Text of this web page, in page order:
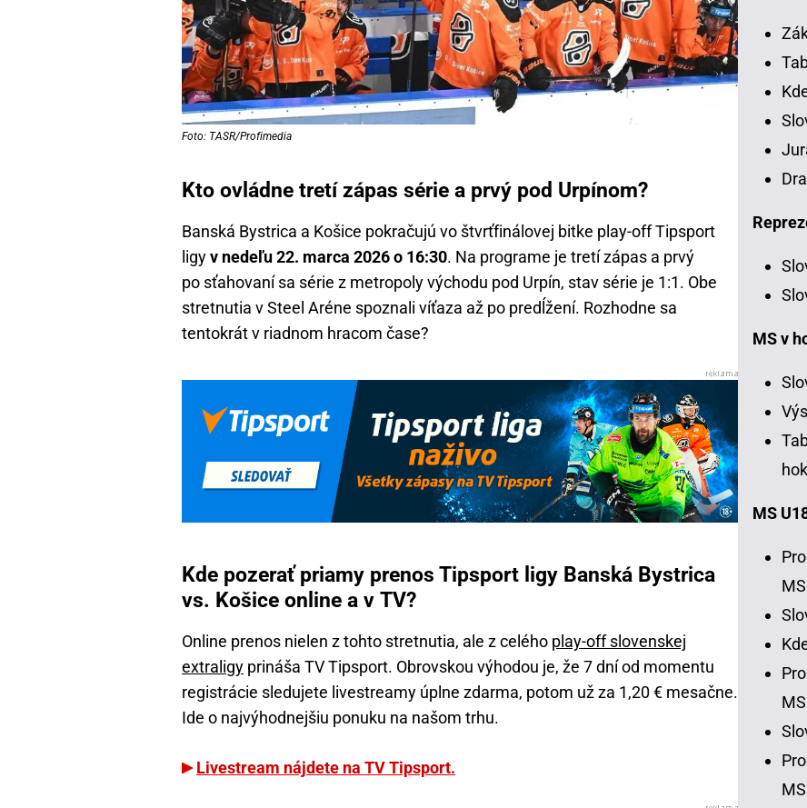
Foto: TASR/Profimedia
Kto ovládne tretí zápas série a prvý pod Urpínom?
Banská Bystrica a Košice pokračujú vo štvrťfinálovej bitke play-off Tipsport
ligyv nedeľu 22. marca 2026 o 16:30. Na programe je tretí zápas a prvý
po sťahovaní sa série z metropoly východu pod Urpín, stav série je 1:1. Obe
stretnutia v Steel Aréne spoznali víťaza až po predĺžení. Rozhodne sa
tentokrát v riadnom hracom čase?
Kde pozerať priamy prenos Tipsport ligy Banská Bystrica
vs. Košice online a v TV?
Online prenos nielen z tohto stretnutia, ale z celého play-off slovenskej
extraligy prináša TV Tipsport. Obrovskou výhodou je, že 7 dní od momentu
registrácie sledujete livestreamy úplne zdarma, potom už za 1,20 € mesačne.
Ide o najvýhodnejšiu ponuku na našom trhu.
Livestream nájdete na TV Tipsport.
MS v
MS